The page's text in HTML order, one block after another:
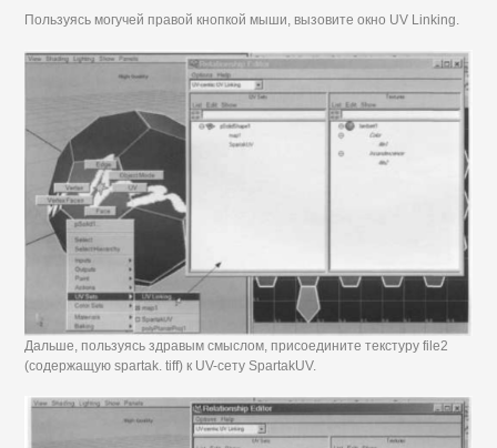
Пользуясь могучей правой кнопкой мыши, вызовите окно UV Linking.
Дальше, пользуясь здравым смыслом, присоедините текстуру file2
(содержащую spartak. tiff) к UV-сету SpartakUV.